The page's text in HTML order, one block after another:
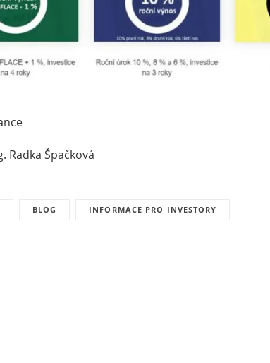
Radka Špačková
BLOG INFORMACE PRO INVESTORY